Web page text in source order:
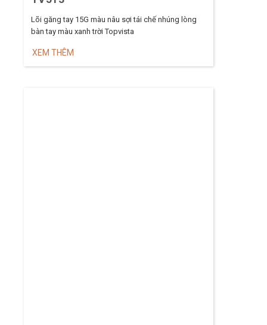
Lõi găng tay 15G màu nâu sợi tái chế nhúng lòng
bàn tay màu xanh trời Topvista
XEM THÊM